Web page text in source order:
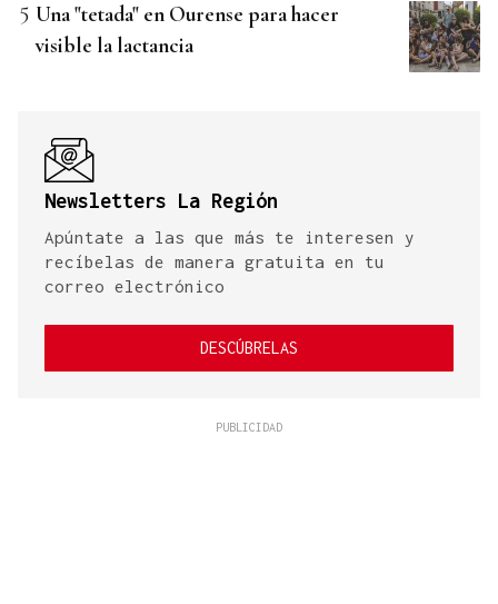
Una "tetada" en Ourense para hacer
visible la lactancia
Newsletters La Región
Apúntate a las que más te interesen y
recíbelas de manera gratuita en tu
correo electrónico
DESCÚBRELAS